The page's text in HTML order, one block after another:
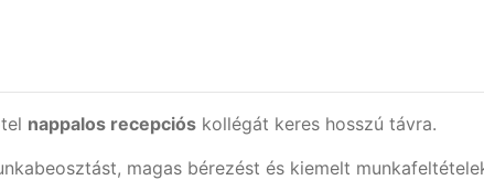
nappalos recepciós kollégát keres hosszú távra.
magas bérezést és kiemelt